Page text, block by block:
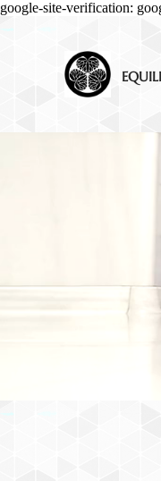
google-site-verification: